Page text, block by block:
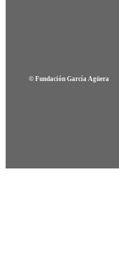
© Fundación García Agüera